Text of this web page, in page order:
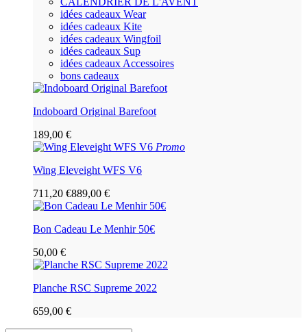
idées cadeaux Wear
idées cadeaux Kite
idées cadeaux Wingfoil
idées cadeaux Sup
idées cadeaux Accessoires
bons cadeaux
Indoboard Original Barefoot
189,00 €
Promo
Wing Eleveight WFS V6
711,20 €889,00 €
Bon Cadeau Le Menhir 50€
50,00 €
Planche RSC Supreme 2022
659,00 €